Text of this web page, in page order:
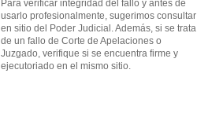
Para verificar integridad del fallo y antes de
usarlo profesionalmente, sugerimos consultar
en sitio del Poder Judicial. Además, si se trata
de un fallo de Corte de Apelaciones o
Juzgado, verifique si se encuentra firme y
ejecutoriado en el mismo sitio.